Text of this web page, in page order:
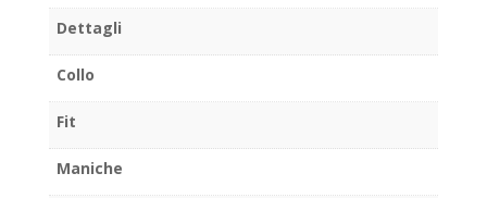
Dettagli
Collo
Fit
Maniche